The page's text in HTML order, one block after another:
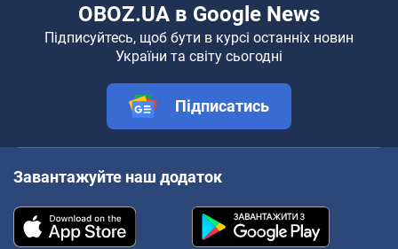
OBOZ.UA в Google News
Підписуйтесь, щоб бути в курсі останніх новин
України та світу сьогодні
Підписатись
Завантажуйте наш додаток